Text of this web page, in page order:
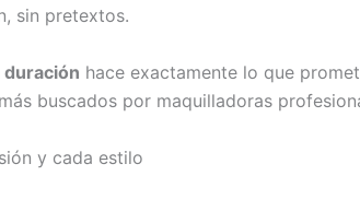
sin pretextos.
duración hace exactamente lo que
buscados por maquilladoras
y cada estilo